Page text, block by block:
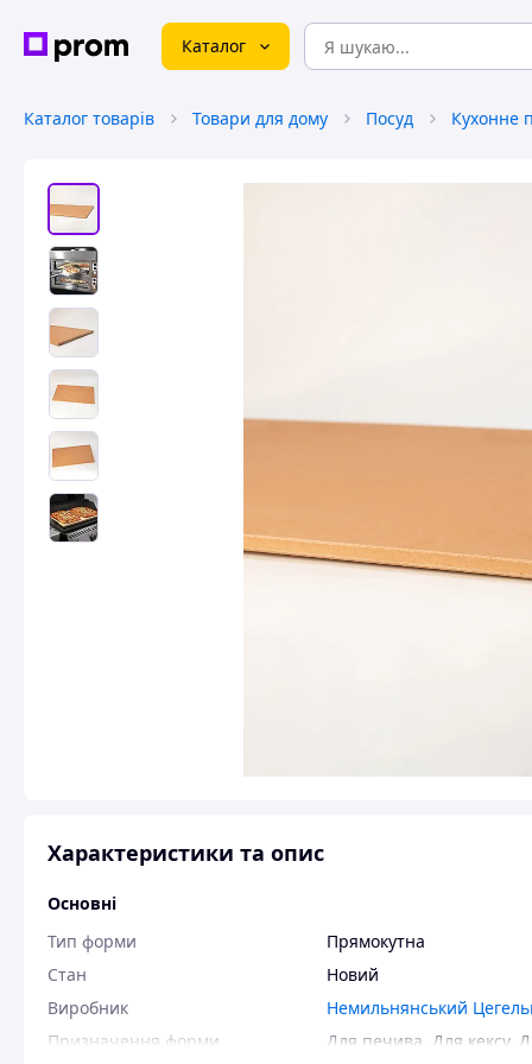
Каталог
Каталог товарів Товари для дому Посуд Кухонне
Характеристики та опис
Основні
Тип форми
Прямокутна
Стан
Новий
Виробник
Немильнянський
Призначення форми
Для печива Для кексу,